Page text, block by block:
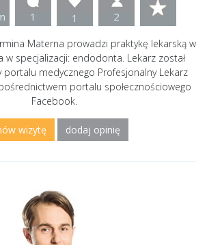
1 1 2
Materna prowadzi praktykę lekarską w
w specjalizacji: endodonta. Lekarz został
portalu medycznego Profesjonalny Lekarz
portalu społecznościowego
Facebook.
wizytę dodaj opinię